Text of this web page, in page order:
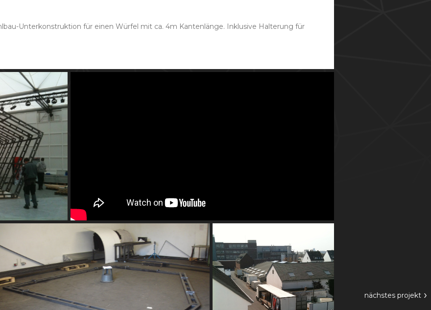
Unterkonstruktion für einen Würfel mit ca. 4m Kantenlänge. Inklusive Halterung für
nächstes projekt ›